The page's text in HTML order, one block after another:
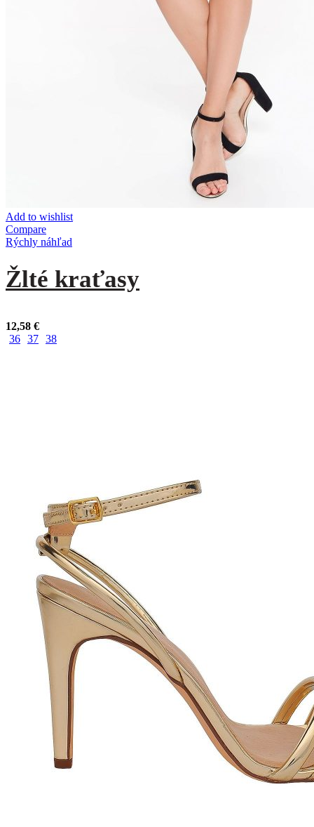
Add to wishlist
Compare
Rýchly náhľad
Žlté kraťasy
12,58 €
36 37 38